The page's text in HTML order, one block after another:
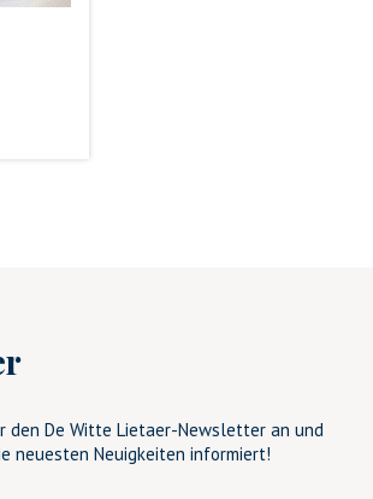
den De Witte Lietaer-Newsletter an und
neuesten Neuigkeiten informiert!